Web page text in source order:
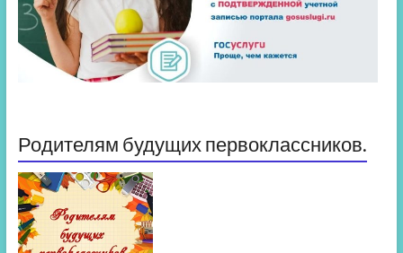
Родителям будущих первоклассников.